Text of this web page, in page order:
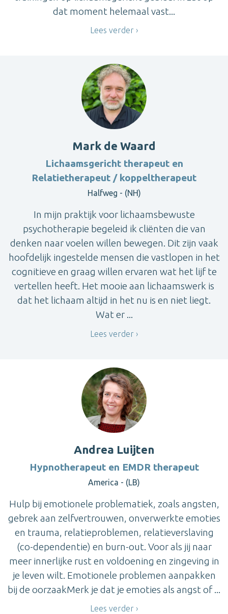
dat moment helemaal vast...
Lees verder
Mark de Waard
Lichaamsgericht therapeut en
Relatietherapeut / koppeltherapeut
Halfweg - (NH)
In mijn praktijk voor lichaamsbewuste
psychotherapie begeleid ik cliënten die van
denken naar voelen willen bewegen. Dit zijn vaak
hoofdelijk ingestelde mensen die vastlopen in het
cognitieve en graag willen ervaren wat het lijf te
vertellen heeft. Het mooie aan lichaamswerk is
dat het lichaam altijd in het nu is en niet liegt.
Wat er ...
Lees verder
Andrea Luijten
Hypnotherapeut en EMDR therapeut
America - (LB)
Hulp bij emotionele problematiek, zoals angsten,
gebrek aan zelfvertrouwen, onverwerkte emoties
en trauma, relatieproblemen, relatieverslaving
(co-dependentie) en burn-out. Voor als jij naar
meer innerlijke rust en voldoening en zingeving in
je leven wilt. Emotionele problemen aanpakken
bij de oorzaakMerk je dat je emoties als angst of ...
Lees verder